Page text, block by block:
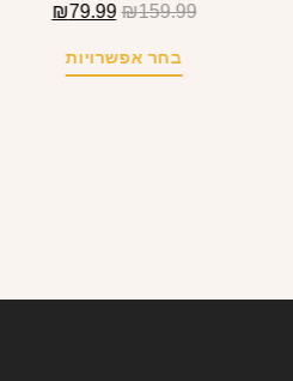
₪159.99
₪79.99
בחר אפשרויות